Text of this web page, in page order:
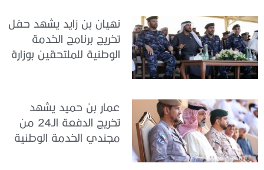
نهيان بن زايد يشهد حفل
تخريج برنامج الخدمة
الوطنية للملتحقين بوزارة
عمار بن حميد يشهد
تخريج الدفعة الـ24 من
مجندي الخدمة الوطنية